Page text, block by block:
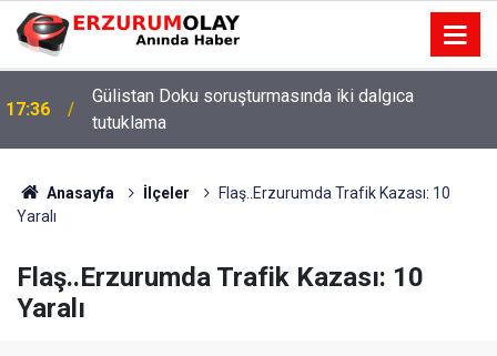
17:36
Gülistan Doku soruşturmasında iki dalgıca
tutuklama
Anasayfa İlçeler
Flaş..Erzurumda Trafik Kazası: 10
Yaralı
Flaş..Erzurumda Trafik Kazası: 10
Yaralı